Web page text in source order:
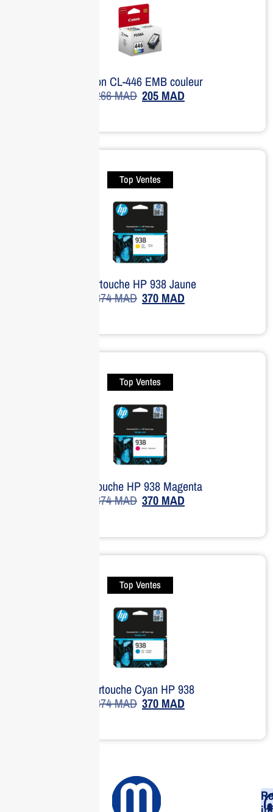
Canon CL-446 EMB couleur
266MAD 205 MAD
Top Ventes
Cartouche HP 938 Jaune
374MAD 370 MAD
Top Ventes
Cartouche HP 938 Magenta
374MAD 370 MAD
Top Ventes
Cartouche Cyan HP 938
374MAD 370 MAD